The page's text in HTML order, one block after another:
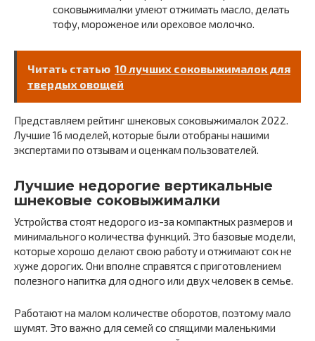
соковыжималки умеют отжимать масло, делать
тофу, мороженое или ореховое молочко.
Читать статью 10 лучших соковыжималок для
твердых овощей
Представляем рейтинг шнековых соковыжималок 2022.
Лучшие 16 моделей, которые были отобраны нашими
экспертами по отзывам и оценкам пользователей.
Лучшие недорогие вертикальные
шнековые соковыжималки
Устройства стоят недорого из-за компактных размеров и
минимального количества функций. Это базовые модели,
которые хорошо делают свою работу и отжимают сок не
хуже дорогих. Они вполне справятся с приготовлением
полезного напитка для одного или двух человек в семье.
Работают на малом количестве оборотов, поэтому мало
шумят. Это важно для семей со спящими маленькими